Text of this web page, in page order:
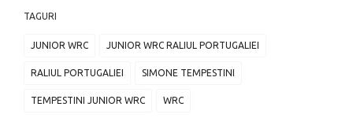
TAGURI
JUNIOR WRC JUNIOR WRC RALIUL PORTUGALIEI
RALIUL PORTUGALIEI SIMONE TEMPESTINI
TEMPESTINI JUNIOR WRC WRC